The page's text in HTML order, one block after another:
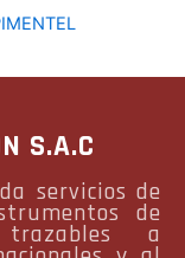
S.A.C
servicios de
de
a